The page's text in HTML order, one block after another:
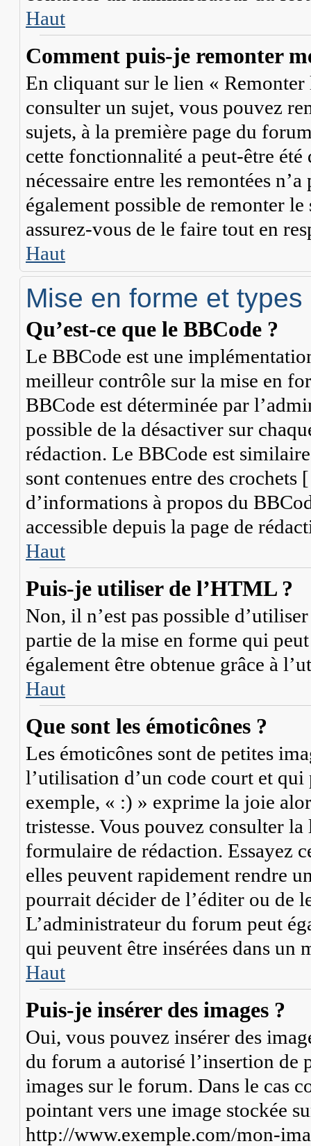
Haut
Comment puis-je remonter
En cliquant sur le lien « Remonter
consulter un sujet, vous pouvez
sujets, à la première page du
cette fonctionnalité a peut-être été
nécessaire entre les remontées
également possible de remonter
assurez-vous de le faire tout en
Haut
Mise en forme et
Qu’est-ce que le BBCode ?
Le BBCode est une
meilleur contrôle sur la mise en
BBCode est déterminée par
possible de la désactiver sur
rédaction. Le BBCode est
sont contenues entre des
d’informations à propos du
accessible depuis la page de
Haut
Puis-je utiliser de l’HTML ?
Non, il n’est pas possible
partie de la mise en forme qui
également être obtenue grâce à
Haut
Que sont les émoticônes ?
Les émoticônes sont de petites
l’utilisation d’un code court et qui
exemple, « :) » exprime la joie
tristesse. Vous pouvez consulter
formulaire de rédaction. Essayez
elles peuvent rapidement rendre
pourrait décider de l’éditer ou de
L’administrateur du forum peut
qui peuvent être insérées dans un
Haut
Puis-je insérer des images ?
Oui, vous pouvez insérer des
du forum a autorisé l’insertion de
images sur le forum. Dans le cas
pointant vers une image stockée
http://www.exemple.com/mon-